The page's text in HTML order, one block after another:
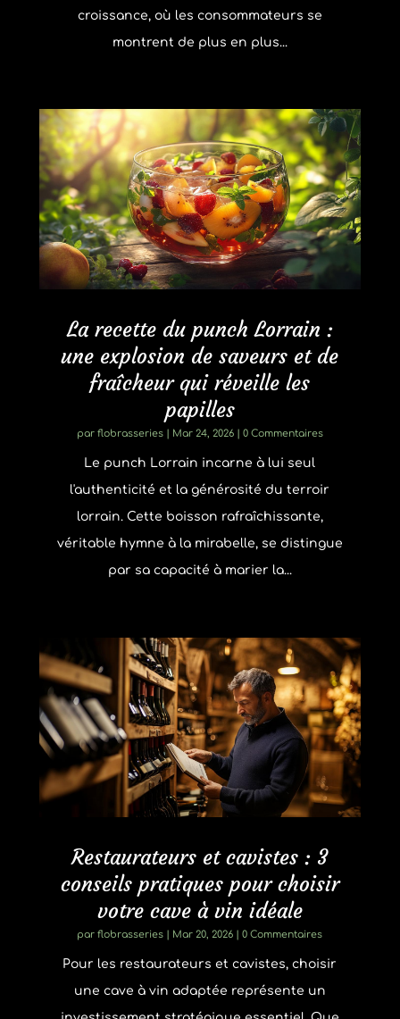
croissance, où les consommateurs se
montrent de plus en plus...
La recette du punch Lorrain :
une explosion de saveurs et de
fraîcheur qui réveille les
papilles
par flobrasseries| Mar 24, 2026| 0 Commentaires
Le punch Lorrain incarne à lui seul
l'authenticité et la générosité du terroir
lorrain. Cette boisson rafraîchissante,
véritable hymne à la mirabelle, se distingue
par sa capacité à marier la...
Restaurateurs et cavistes : 3
conseils pratiques pour choisir
votre cave à vin idéale
parflobrasseries Mar 20, 2026 | 0 Commentaires
Pour les restaurateurs et cavistes, choisir
une cave à vin adaptée représente un